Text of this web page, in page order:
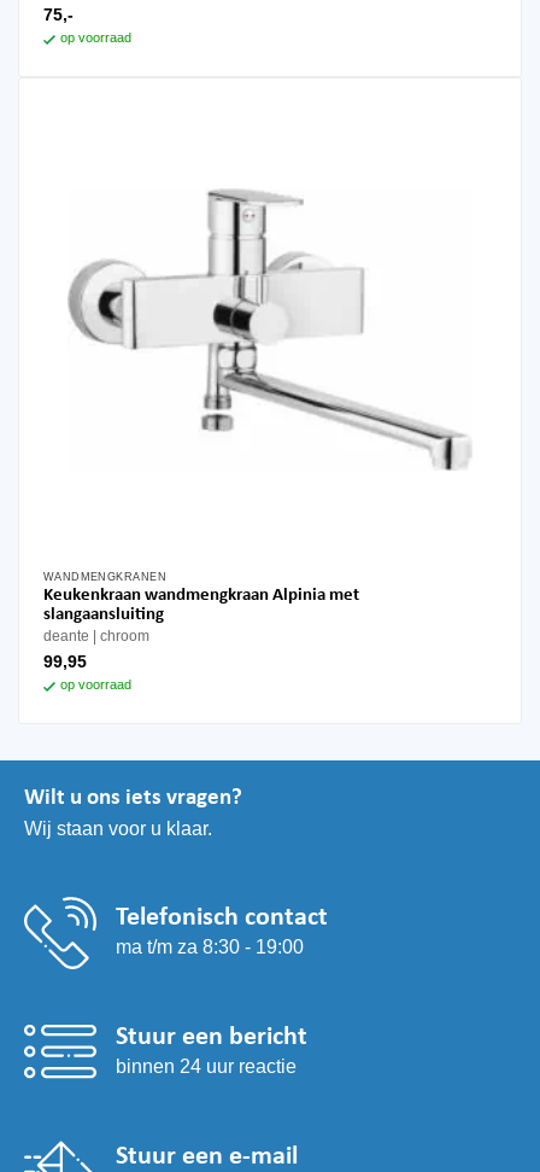
75,-
op voorraad
WANDMENGKRANEN
Keukenkraan wandmengkraan Alpinia met
slangaansluiting
deante chroom
99,95
op voorraad
Wilt u ons iets vragen?
Wij staan voor u klaar.
Telefonisch contact
ma t/m za 8:30 - 19:00
Stuur een bericht
binnen 24 uur reactie
Stuur een e-mail